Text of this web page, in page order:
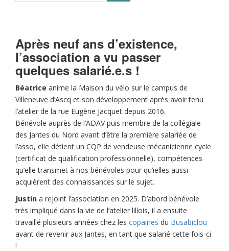
Après neuf ans d’existence,
l’association a vu passer
quelques salarié.e.s !
Béatrice anime la Maison du vélo sur le campus de
Villeneuve d’Ascq et son développement après avoir tenu
l’atelier de la rue Eugène Jacquet depuis 2016.
Bénévole auprès de l’ADAV puis membre de la collégiale
des Jantes du Nord avant d’être la première salariée de
l’asso, elle détient un CQP de vendeuse mécanicienne cycle
(certificat de qualification professionnelle), compétences
qu’elle transmet à nos bénévoles pour qu’ielles aussi
acquièrent des connaissances sur le sujet.
Justin a rejoint l’association en 2025. D’abord bénévole
très impliqué dans la vie de l’atelier lillois, il a ensuite
travaillé plusieurs années chez les copaines du Busabiclou
avant de revenir aux Jantes, en tant que salarié cette fois-ci
!